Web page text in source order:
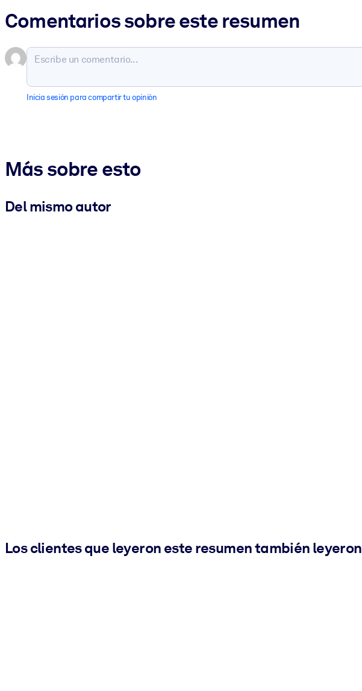
Comentarios sobre este resumen
Inicia sesión para compartir tu opinión
Más sobre esto
Del mismo autor
Los clientes que leyeron este resumen también leyeron